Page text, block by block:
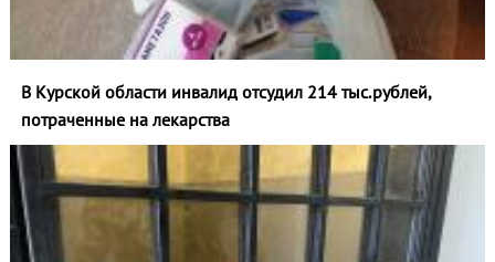
В Курской области инвалид отсудил 214 тыс.рублей,
потраченные на лекарства